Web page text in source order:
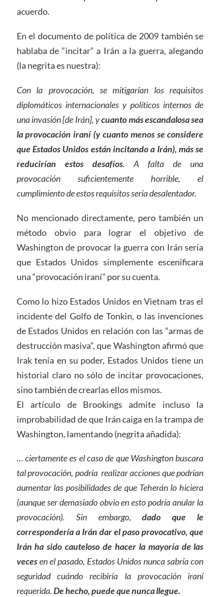
acuerdo.
En el documento de política de 2009 también se
hablaba de “incitar” a Irán a la guerra, alegando
(la negrita es nuestra):
Con la provocación, se mitigarían los requisitos
diplomáticos internacionales y políticos internos de
una invasión [de Irán], ycuanto más escandalosa sea
la provocación iraní (y cuanto menos se considere
que Estados Unidos están incitando a Irán), más se
reducirían estos desafíos. A falta de una
provocación suficientemente horrible, el
cumplimiento de estos requisitos sería desalentador.
No mencionado directamente, pero también un
método obvio para lograr el objetivo de
Washington de provocar la guerra con Irán sería
que Estados Unidos simplemente escenificara
una “provocación iraní” por su cuenta.
Como lo hizo Estados Unidos en Vietnam tras el
incidente del Golfo de Tonkin, o las invenciones
de Estados Unidos en relación con las “armas de
destrucción masiva”, que Washington afirmó que
Irak tenía en su poder, Estados Unidos tiene un
historial claro no sólo de incitar provocaciones,
sino también de crearlas ellos mismos.
El artículo de Brookings admite incluso la
improbabilidad de que Irán caiga en la trampa de
Washington, lamentando (negrita añadida):
… ciertamente es el caso de que Washington buscara
tal provocación, podría realizar acciones que podrían
aumentar las posibilidades de que Teherán lo hiciera
(aunque ser demasiado obvio en esto podría anular la
provocación). Sin embargo,dado que le
correspondería a Irán dar el paso provocativo, que
Irán ha sido cauteloso de hacer la mayoría de las
vecesen el pasado, Estados Unidos nunca sabría con
seguridad cuándo recibiría la provocación iraní
requerida.De hecho, puede que nunca llegue.